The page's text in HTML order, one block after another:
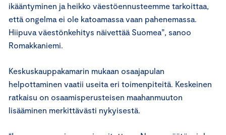
ikääntyminen ja heikko väestöennusteemme tarkoittaa,
että ongelma ei ole katoamassa vaan pahenemassa.
Hiipuva väestönkehitys näivettää Suomea”, sanoo
Romakkaniemi.
Keskuskauppakamarin mukaan osaajapulan
helpottaminen vaatii useita eri toimenpiteitä. Keskeinen
ratkaisu on osaamisperusteisen maahanmuuton
lisääminen merkittävästi nykyisestä.